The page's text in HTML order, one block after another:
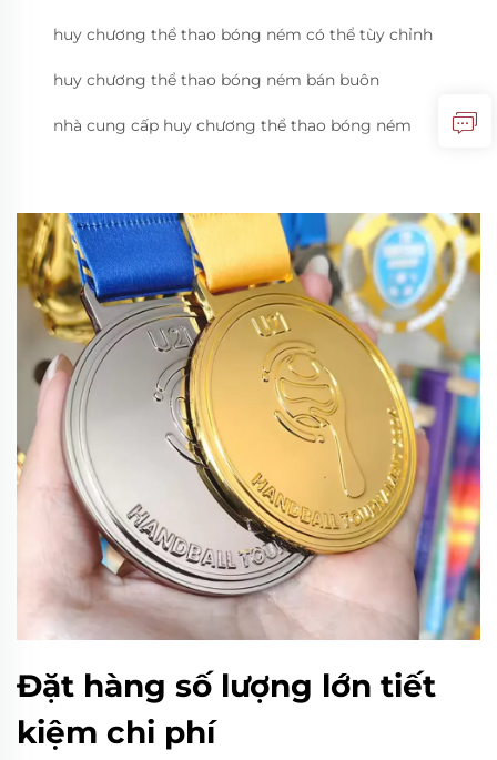
huy chương thể thao bóng ném có thể tùy chỉnh
huy chương thể thao bóng ném bán buôn
nhà cung cấp huy chương thể thao bóng ném
Đặt hàng số lượng lớn tiết
kiệm chi phí